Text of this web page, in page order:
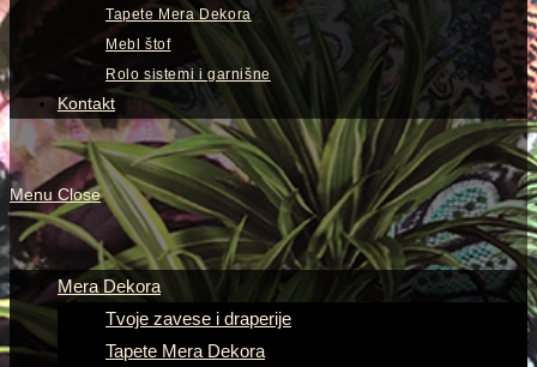
Tapete Mera Dekora
Mebl štof
Rolo sistemi i garnišne
Kontakt
Menu Close
Mera Dekora
Tvoje zavese i draperije
Tapete Mera Dekora